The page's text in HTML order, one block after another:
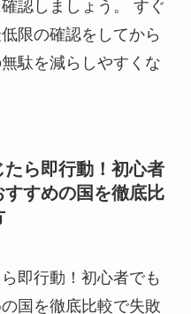
認しましょう。 すぐ
限の確認をしてから
駄を減らしやすくな
たら即行動！初心者
すめの国を徹底比
即行動！初心者でも
国を徹底比較で失敗